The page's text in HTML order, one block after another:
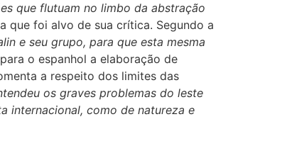
que flutuam no limbo da abstração
que foi alvo de sua crítica. Segundo a
e seu grupo, para que esta mesma
para o espanhol a elaboração de
a respeito dos limites das
os graves problemas do leste
internacional, como de natureza e